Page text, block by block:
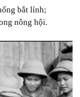
bắt lính;
nông hội.